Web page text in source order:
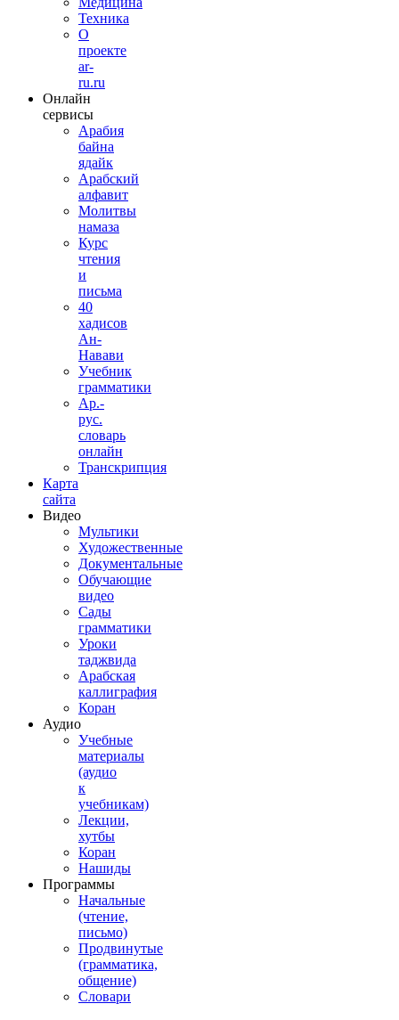
Техника
О
проекте
ar-
ru.ru
Онлайн
сервисы
Арабия
байна
ядайк
Арабский
алфавит
Молитвы
намаза
Курс
чтения
и
письма
40
хадисов
Ан-
Навави
Учебник
грамматики
Ар.-
рус.
словарь
онлайн
Транскрипция
Карта
сайта
Видео
Мультики
Художественные
Документальные
Обучающие
видео
Сады
грамматики
Уроки
таджвида
Арабская
каллиграфия
Коран
Аудио
Учебные
материалы
(аудио
к
учебникам)
Лекции,
хутбы
Коран
Нашиды
Программы
Начальные
(чтение,
письмо)
Продвинутые
(грамматика,
общение)
Словари